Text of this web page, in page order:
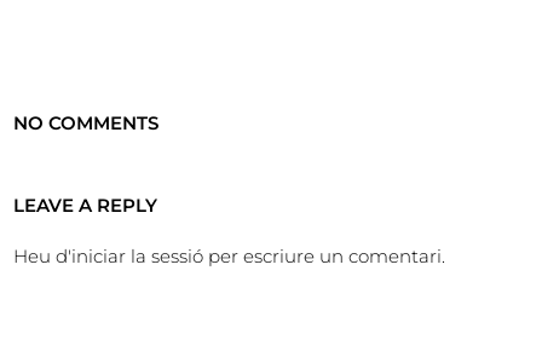
NO COMMENTS
LEAVE A REPLY
Heu d'iniciar la sessió per escriure un comentari.